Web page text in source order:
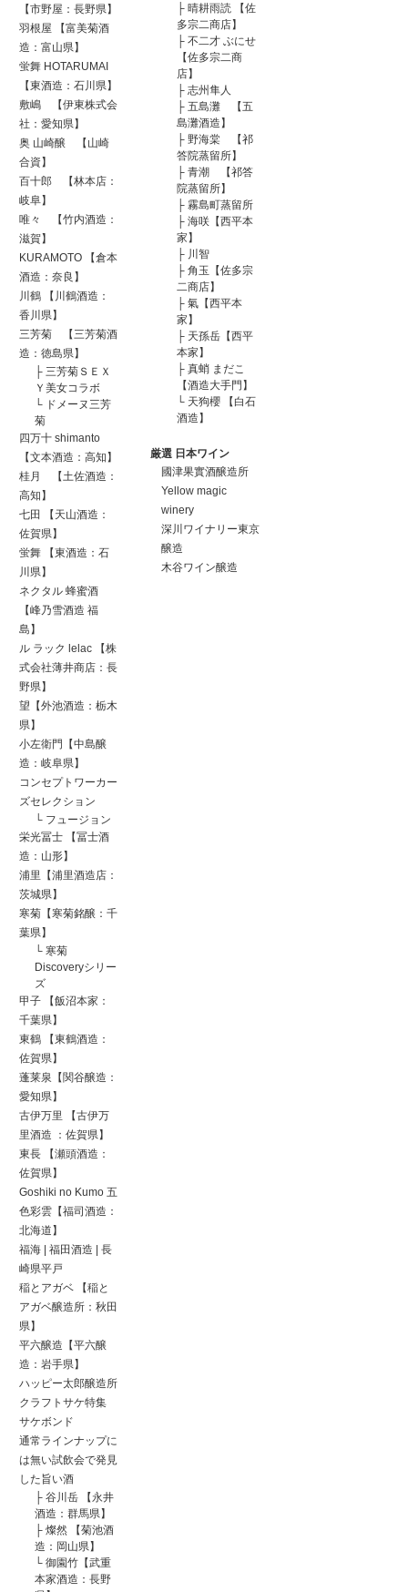
【市野屋：長野県】
羽根屋 【富美菊酒
造：富山県】
蛍舞 HOTARUMAI
【東酒造：石川県】
敷嶋 【伊東株式会
社：愛知県】
奥 山崎醸 【山崎
合資】
百十郎 【林本店：
岐阜】
唯々 【竹内酒造：
滋賀】
KURAMOTO 【倉本
酒造：奈良】
川鶴 【川鶴酒造：
香川県】
三芳菊 【三芳菊酒
造：徳島県】
├ 三芳菊ＳＥＸ
Ｙ美女コラボ
└ ドメーヌ三芳
菊
四万十 shimanto
【文本酒造：高知】
桂月 【土佐酒造：
高知】
七田 【天山酒造：
佐賀県】
蛍舞 【東酒造：石
川県】
ネクタル 蜂蜜酒
【峰乃雪酒造 福
島】
ル ラック lelac 【株
式会社薄井商店：長
野県】
望【外池酒造：栃木
県】
小左衛門【中島醸
造：岐阜県】
コンセプトワーカー
ズセレクション
└ フュージョン
栄光冨士 【冨士酒
造：山形】
浦里【浦里酒造店：
茨城県】
寒菊【寒菊銘醸：千
葉県】
└ 寒菊
Discoveryシリー
ズ
甲子 【飯沼本家：
千葉県】
東鶴 【東鶴酒造：
佐賀県】
蓬莱泉【関谷醸造：
愛知県】
古伊万里 【古伊万
里酒造 ：佐賀県】
東長 【瀬頭酒造：
佐賀県】
Goshiki no Kumo 五
色彩雲【福司酒造：
北海道】
福海 | 福田酒造 | 長
崎県平戸
稲とアガベ 【稲と
アガベ醸造所：秋田
県】
平六醸造【平六醸
造：岩手県】
ハッピー太郎醸造所
クラフトサケ特集
サケボンド
通常ラインナップに
は無い試飲会で発見
した旨い酒
├ 谷川岳 【永井
酒造：群馬県】
├ 燦然 【菊池酒
造：岡山県】
└ 御園竹【武重
本家酒造：長野
├ 晴耕雨読 【佐
多宗二商店】
├ 不二才 ぶにせ
【佐多宗二商
店】
├ 志州隼人
├ 五島灘 【五
島灘酒造】
├ 野海棠 【祁
答院蒸留所】
├ 青潮 【祁答
院蒸留所】
├ 霧島町蒸留所
├ 海咲【西平本
家】
├ 川智
├ 角玉【佐多宗
二商店】
├ 氣【西平本
家】
├ 天孫岳【西平
本家】
├ 真蛸 まだこ
【酒造大手門】
└ 天狗櫻 【白石
酒造】
厳選 日本ワイン
國津果實酒醸造所
Yellow magic
winery
深川ワイナリー東京
醸造
木谷ワイン醸造